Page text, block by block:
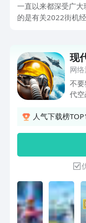
一直以来都深受广
的是有关2022街机
现
网
不
代
歼-
更
战
腺
击
人气下载榜